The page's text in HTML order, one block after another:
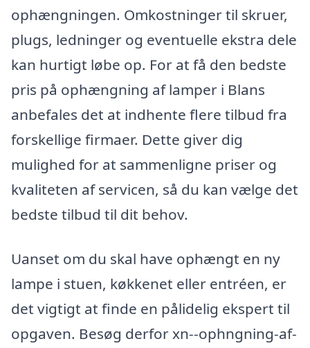
ophængningen. Omkostninger til skruer,
plugs, ledninger og eventuelle ekstra dele
kan hurtigt løbe op. For at få den bedste
pris på ophængning af lamper i Blans
anbefales det at indhente flere tilbud fra
forskellige firmaer. Dette giver dig
mulighed for at sammenligne priser og
kvaliteten af servicen, så du kan vælge det
bedste tilbud til dit behov.
Uanset om du skal have ophængt en ny
lampe i stuen, køkkenet eller entréen, er
det vigtigt at finde en pålidelig ekspert til
opgaven. Besøg derfor xn--ophngning-af-